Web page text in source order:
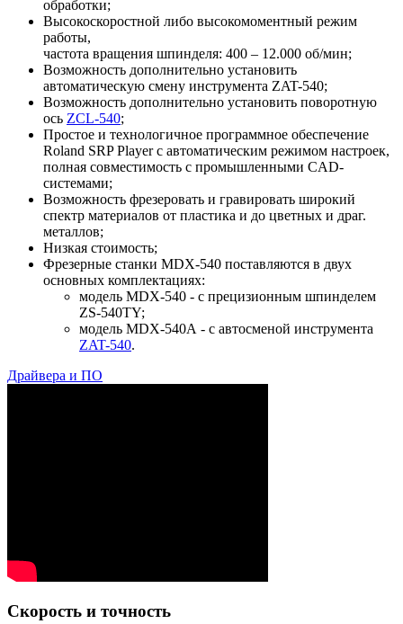
обработки;
Высокоскоростной либо высокомоментный режим
работы,
частота вращения шпинделя: 400 – 12.000 об/мин;
Возможность дополнительно установить
автоматическую смену инструмента ZAT-540;
Возможность дополнительно установить поворотную
ось ZCL-540;
Простое и технологичное программное обеспечение
Roland SRP Player с автоматическим режимом настроек,
полная совместимость с промышленными CAD-
системами;
Возможность фрезеровать и гравировать широкий
спектр материалов от пластика и до цветных и драг.
металлов;
Низкая стоимость;
Фрезерные станки MDX-540 поставляются в двух
основных комплектациях:
модель MDX-540 - с прецизионным шпинделем
ZS-540TY;
модель MDX-540А - с автосменой инструмента
ZAT-540.
Драйвера и ПО
Скорость и точность